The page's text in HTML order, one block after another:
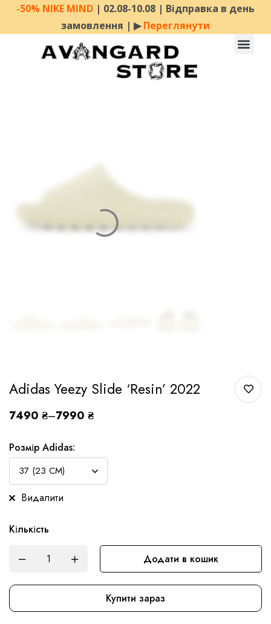
-50% NIKE MIND | 02.08-10.08 | Відправка в день
замовлення | ▶︎Переглянути
Adidas Yeezy Slide ‘Resin’ 2022
7490 ₴–7990 ₴
Розмір Adidas:
Видалити
Кількість
Додати в кошик
Купити зараз